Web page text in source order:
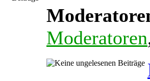
Moderatoren